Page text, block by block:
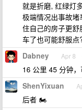
就是折磨, 红绿灯
极端情况出事故
住自己的房子更
车了也可能舒服点
Dabney Apr 8
16 公里 45 分钟
ShenYixuan
后者 🏍️